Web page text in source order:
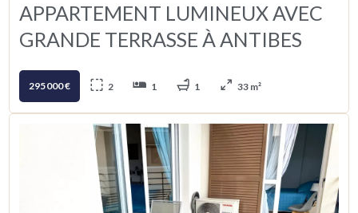
APPARTEMENT LUMINEUX AVEC
GRANDE TERRASSE À ANTIBES
295 000 € 2 1 1 33 m²